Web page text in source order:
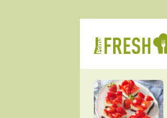
RYCHLOVKY